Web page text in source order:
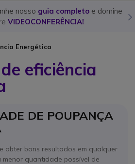
nosso guia completoe domine
VIDEOCONFERÊNCIA!
Energética
eficiência
DE POUPANÇA
obter bons resultados em qualquer
quantidade possível de